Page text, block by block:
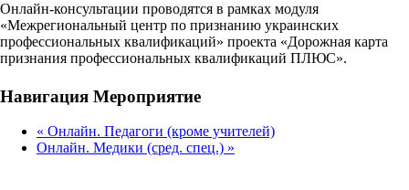
Онлайн-консультации проводятся в рамках модуля
«Межрегиональный центр по признанию украинских
профессиональных квалификаций» проекта «Дорожная карта
признания профессиональных квалификаций ПЛЮС».
Facebook
X
Bluesky
Reddit
LinkedIn
WhatsApp
Telegram
Tumblr
Xing
Email
Copy
Навигация Мероприятие
« Онлайн. Педагоги (кроме учителей)
Онлайн. Медики (сред. спец.) »